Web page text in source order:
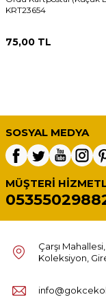
KRT23654
75,00 TL
SOSYAL MEDYA
MÜŞTERI
Çarşı
Koleksiyon,